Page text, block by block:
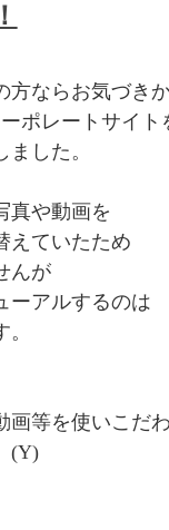
方ならお気づき
ポレートサイト
した。
真や動画を
えていたため
んが
ーアルするのは
画等を使いこだ
(Y)